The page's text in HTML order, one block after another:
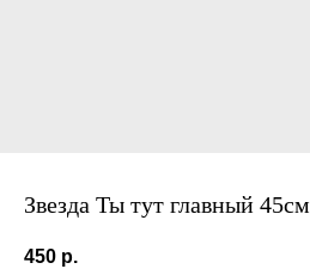
Звезда Ты тут главный 45см
450 р.